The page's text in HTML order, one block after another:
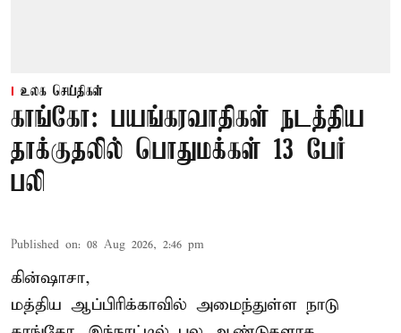
உலக செய்திகள்
காங்கோ: பயங்கரவாதிகள் நடத்திய
தாக்குதலில் பொதுமக்கள் 13 பேர்
பலி
Published on: 08 Aug 2026, 2:46 pm
கின்ஷாசா,
மத்திய ஆப்பிரிக்காவில் அமைந்துள்ள நாடு